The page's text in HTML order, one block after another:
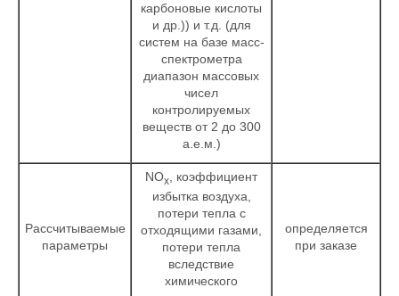
карбоновые кислоты
и др.)) и т.д. (для
систем на базе масс-
спектрометра
диапазон массовых
чисел
контролируемых
веществ от 2 до 300
а.е.м.)
Рассчитываемые
параметры
NOх
, коэффициент
избытка воздуха,
потери тепла с
отходящими газами,
потери тепла
вследствие
химического
определяется
при заказе